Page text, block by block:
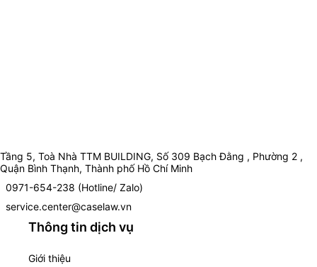
Tầng 5, Toà Nhà TTM BUILDING, Số 309 Bạch Đằng , Phường 2 ,
Quận Bình Thạnh, Thành phố Hồ Chí Minh
0971-654-238 (Hotline/ Zalo)
service.center@caselaw.vn
Thông tin dịch vụ
Giới thiệu